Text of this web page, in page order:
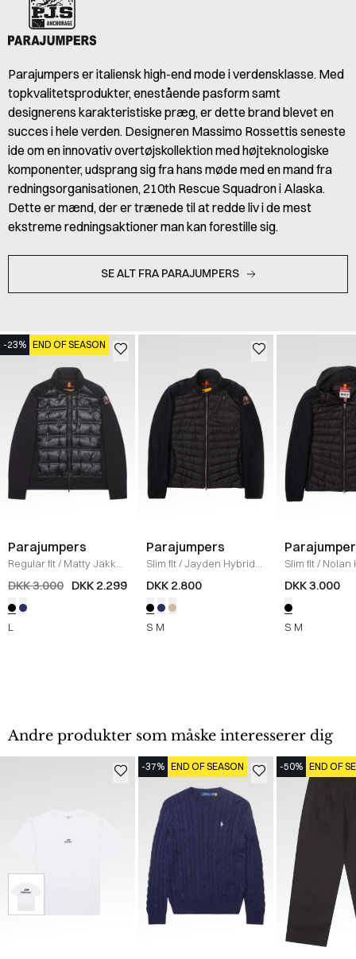
Parajumpers er italiensk high-end mode i verdensklasse. Med
topkvalitetsprodukter, enestående pasform samt
designerens karakteristiske præg, er dette brand blevet en
succes i hele verden. Designeren Massimo Rossettis seneste
ide om en innovativ overtøjskollektion med højteknologiske
komponenter, udsprang sig fra hans møde med en mand fra
redningsorganisationen, 210th Rescue Squadron i Alaska.
Dette er mænd, der er trænede til at redde liv i de mest
ekstreme redningsaktioner man kan forestille sig.
SE ALT FRA PARAJUMPERS
-23% END OF SEASON
Parajumpers
Regular fit/ Matty Jakke
SORT
DKK 3.000 DKK 2.299
L
Parajumpers
Slim fit/Jayden Hybrid
Sweatshirt
DKK 2.800
S M
Slim fit/ Nolan
Sweatshirt
DKK 3.000
S M
Andre produkter som måske interesserer dig
-37% END OF SEASON -50% END OF